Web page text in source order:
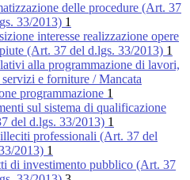
delle procedure (Art. 37
33/2013) 1
interesse realizzazione opere
(Art. 37 del d.lgs. 33/2013) 1
alla programmazione di lavori,
servizi e forniture / Mancata
programmazione 1
sul sistema di qualificazione
del d.lgs. 33/2013) 1
professionali (Art. 37 del
2013) 1
di investimento pubblico (Art. 37